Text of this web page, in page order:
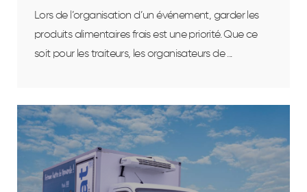
Lors de l’organisation d’un événement, garder les
produits alimentaires frais est une priorité. Que ce
soit pour les traiteurs, les organisateurs de ...